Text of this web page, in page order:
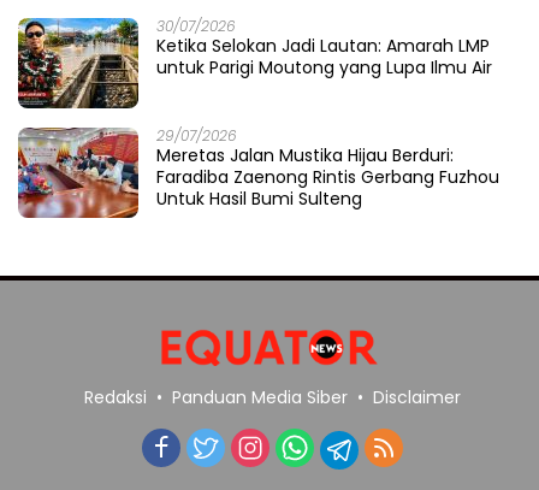
Tambang Ilegal: Ketika 12 Ekskavator
Menghilang di Semak Karya Mandiri
Parigi Moutong Menulis Pelayanan dengan
Hati di Panggung Rupatama Polda
04/08/2026
Masa Transisi Darurat Gempa Sigi Resmi
Berakhir, Pemprov Sulteng Genjot Fase
02/08/2026
Jejak Kristal dari Kayumalue Terputus di Km
14: Satresnarkoba Polres Parigi Moutong